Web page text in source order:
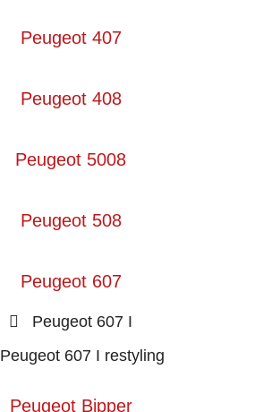
Peugeot 407
Peugeot 408
Peugeot 5008
Peugeot 508
Peugeot 607
Peugeot 607 I
Peugeot 607 I restyling
Peugeot Bipper